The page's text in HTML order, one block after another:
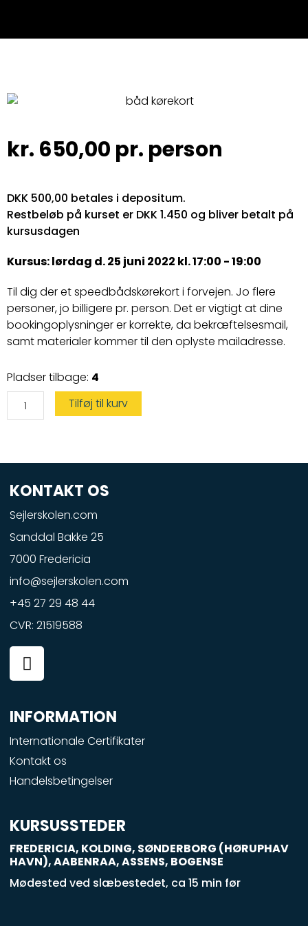
kr. 650,00 pr. person
DKK 500,00 betales i depositum.
Restbeløb på kurset er DKK 1.450 og bliver betalt på
kursusdagen
Kursus: lørdag d. 25 juni 2022 kl. 17:00 - 19:00
Til dig der et speedbådskørekort i forvejen. Jo flere
personer, jo billigere pr. person. Det er vigtigt at dine
bookingoplysninger er korrekte, da bekræftelsesmail,
samt materialer kommer til den oplyste mailadresse.
Pladser tilbage: 4
Vandscootercertifikat
kun
den
prøve Tilføj til kurv
KONTAKT OS
Sejlerskolen.com
Sanddal Bakke 25
7000 Fredericia
info@sejlerskolen.com
+45 27 29 48 44
CVR: 21519588
F
a
c
e
b
o
o
k
-
q
u
a
r
INFORMATION
Internationale Certifikater
Kontakt os
Handelsbetingelser
KURSUSSTEDER
FREDERICIA, KOLDING, SØNDERBORG (HØRUPHAV
HAVN), AABENRAA, ASSENS, BOGENSE
Mødested ved slæbestedet, ca 15 min før